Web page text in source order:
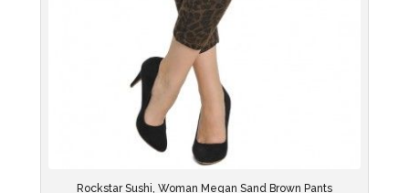
Rockstar Sushi, Woman Megan Sand Brown Pants